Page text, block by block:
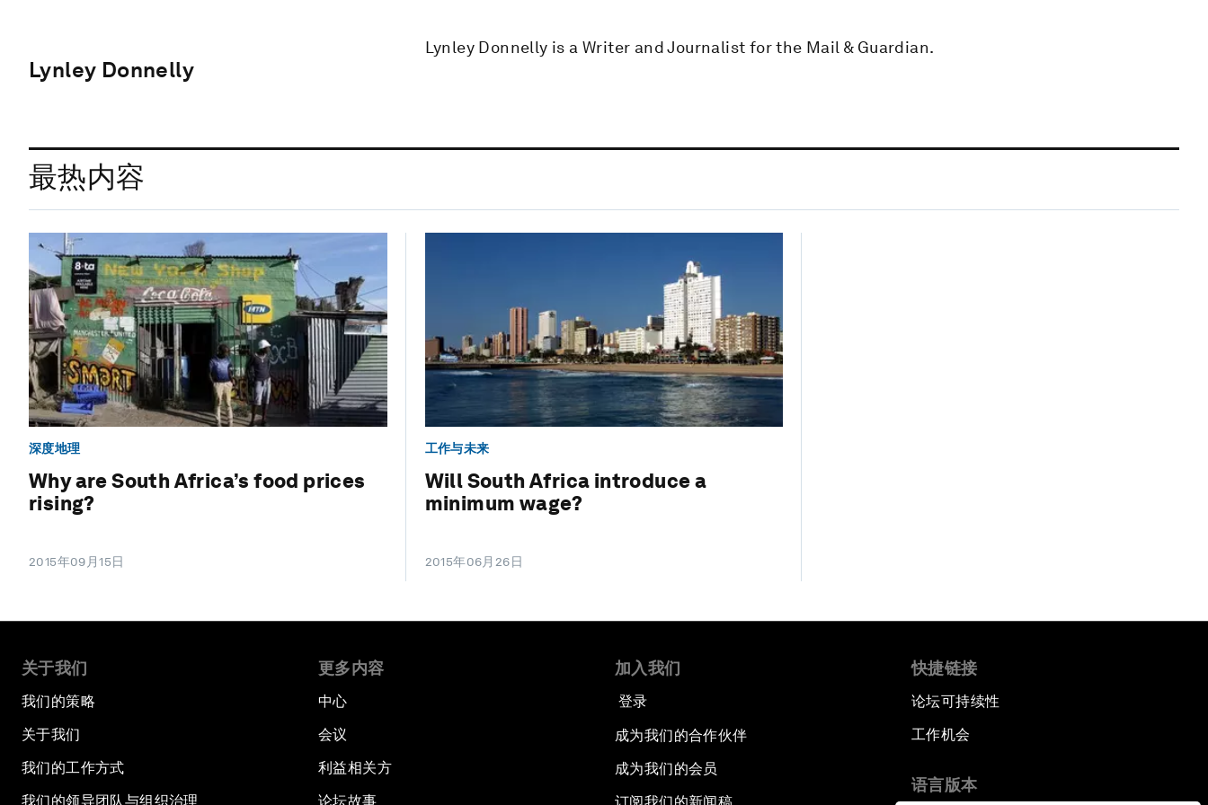
Lynley Donnelly
Lynley Donnelly is a Writer and Journalist for the Mail & Guardian.
最热内容
深度地理
Why are South Africa’s food prices
rising?
2015年09月15日
工作与未来
Will South Africa introduce a
minimum wage?
2015年06月26日
关于我们
我们的策略
关于我们
我们的工作方式
我们的领导团队与组织治理
更多内容
中心
会议
利益相关方
论坛故事
加入我们
登录
成为我们的合作伙伴
成为我们的会员
快捷链接
论坛可持续性
工作机会
语言版本